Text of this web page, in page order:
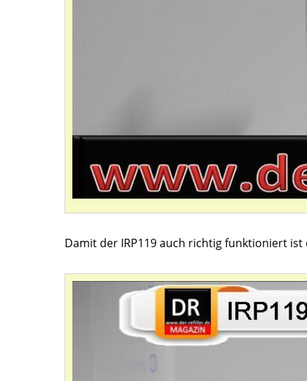
Damit der IRP119 auch richtig funktioniert